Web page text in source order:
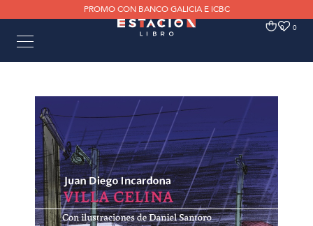
PROMO CON BANCO GALICIA E ICBC
0 0